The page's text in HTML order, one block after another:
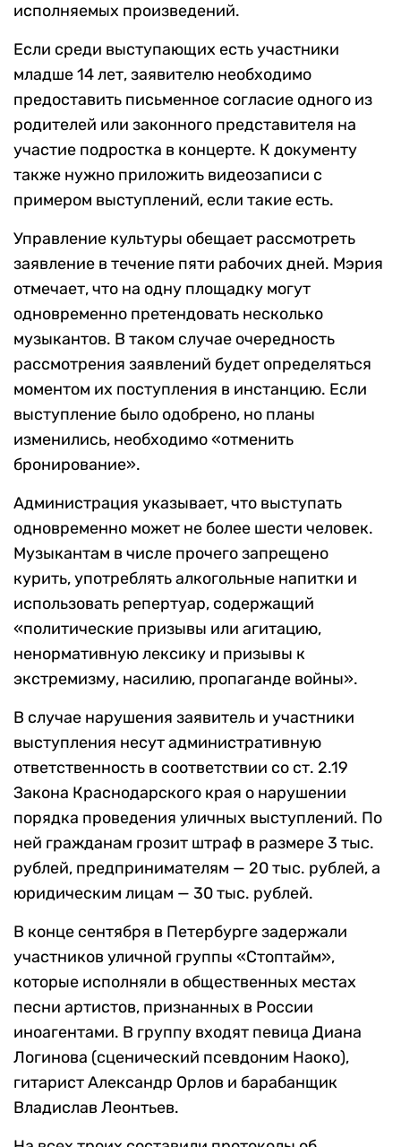
исполняемых произведений.
Если среди выступающих есть участники
младше 14 лет, заявителю необходимо
предоставить письменное согласие одного из
родителей или законного представителя на
участие подростка в концерте. К документу
также нужно приложить видеозаписи с
примером выступлений, если такие есть.
Управление культуры обещает рассмотреть
заявление в течение пяти рабочих дней. Мэрия
отмечает, что на одну площадку могут
одновременно претендовать несколько
музыкантов. В таком случае очередность
рассмотрения заявлений будет определяться
моментом их поступления в инстанцию. Если
выступление было одобрено, но планы
изменились, необходимо «отменить
бронирование».
Администрация указывает, что выступать
одновременно может не более шести человек.
Музыкантам в числе прочего запрещено
курить, употреблять алкогольные напитки и
использовать репертуар, содержащий
«политические призывы или агитацию,
ненормативную лексику и призывы к
экстремизму, насилию, пропаганде войны».
В случае нарушения заявитель и участники
выступления несут административную
ответственность в соответствии со ст. 2.19
Закона Краснодарского края о нарушении
порядка проведения уличных выступлений. По
ней гражданам грозит штраф в размере 3 тыс.
рублей, предпринимателям — 20 тыс. рублей, а
юридическим лицам — 30 тыс. рублей.
В конце сентября в Петербурге задержали
участников уличной группы «Стоптайм»,
которые исполняли в общественных местах
песни артистов, признанных в России
иноагентами. В группу входят певица Диана
Логинова (сценический псевдоним Наоко),
гитарист Александр Орлов и барабанщик
Владислав Леонтьев.